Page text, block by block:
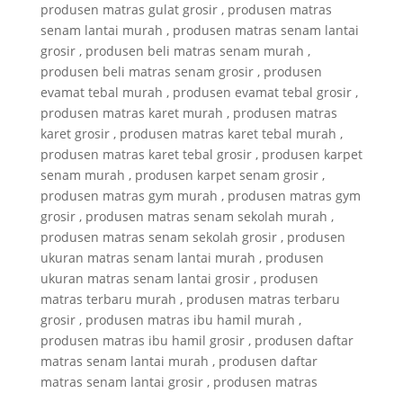
produsen matras gulat grosir , produsen matras
senam lantai murah , produsen matras senam lantai
grosir , produsen beli matras senam murah ,
produsen beli matras senam grosir , produsen
evamat tebal murah , produsen evamat tebal grosir ,
produsen matras karet murah , produsen matras
karet grosir , produsen matras karet tebal murah ,
produsen matras karet tebal grosir , produsen karpet
senam murah , produsen karpet senam grosir ,
produsen matras gym murah , produsen matras gym
grosir , produsen matras senam sekolah murah ,
produsen matras senam sekolah grosir , produsen
ukuran matras senam lantai murah , produsen
ukuran matras senam lantai grosir , produsen
matras terbaru murah , produsen matras terbaru
grosir , produsen matras ibu hamil murah ,
produsen matras ibu hamil grosir , produsen daftar
matras senam lantai murah , produsen daftar
matras senam lantai grosir , produsen matras